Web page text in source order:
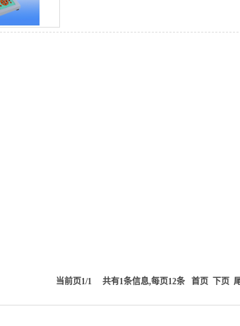
当前页1/1 共有1条信息,每页12条 首页 下页